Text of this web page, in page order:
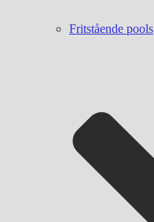
Fritstående pools